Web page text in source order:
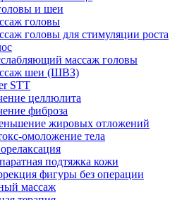
и шеи
головы
головы для стимуляции роста
массаж головы
шеи (ШВЗ)
STT
целлюлита
фиброза
жировых отложений
омоложение тела
подтяжка кожи
фигуры без операции
массаж